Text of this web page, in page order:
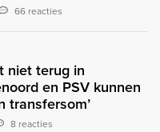
66 reacties
niet terug in
en PSV kunnen
transfersom’
8 reacties